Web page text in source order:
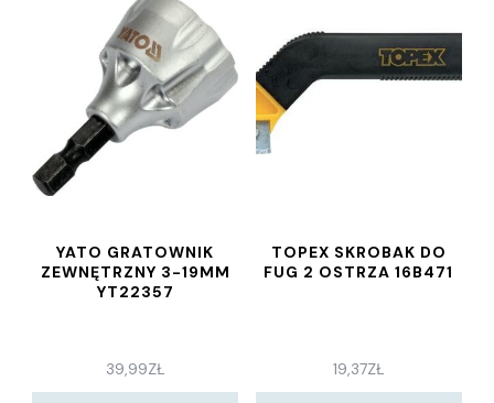
YATO GRATOWNIK
ZEWNĘTRZNY 3-19MM
YT22357
39,99ZŁ
TOPEX SKROBAK DO
FUG 2 OSTRZA 16B471
19,37ZŁ